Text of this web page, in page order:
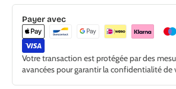
Payer avec
Votre transaction est protégée par des
avancées pour garantir la confidentialité